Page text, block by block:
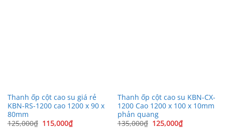
Thanh ốp cột cao su giá rẻ
KBN-RS-1200 cao 1200 x 90 x
80mm
125,000₫ Giá
gốc
115,000₫Giá
hiện
Thanh ốp cột cao su KBN-CX-
1200 Cao 1200 x 100 x 10mm
phản quang
135,000₫ Giá
gốc
125,000₫Giá
hiện